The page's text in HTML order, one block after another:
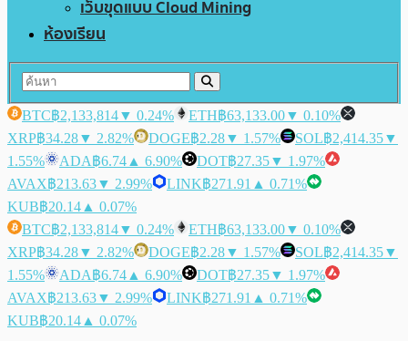
เว็บขุดแบบ Cloud Mining
ห้องเรียน
BTC฿2,133,814▼ 0.24% ETH฿63,133.00▼ 0.10%
XRP฿34.28▼ 2.82% DOGE฿2.28▼ 1.57% SOL฿2,414.35▼
1.55%
ADA฿6.74 ▲ 6.90% DOT฿27.35▼ 1.97%
AVAX฿213.63▼ 2.99% LINK฿271.91 ▲ 0.71%
KUB฿20.14 ▲ 0.07%
BTC฿2,133,814▼ 0.24% ETH฿63,133.00▼ 0.10%
XRP฿34.28▼ 2.82% DOGE฿2.28▼ 1.57% SOL฿2,414.35▼
1.55%
ADA฿6.74 ▲ 6.90% DOT฿27.35▼ 1.97%
AVAX฿213.63▼ 2.99% LINK฿271.91 ▲ 0.71%
KUB฿20.14 ▲ 0.07%